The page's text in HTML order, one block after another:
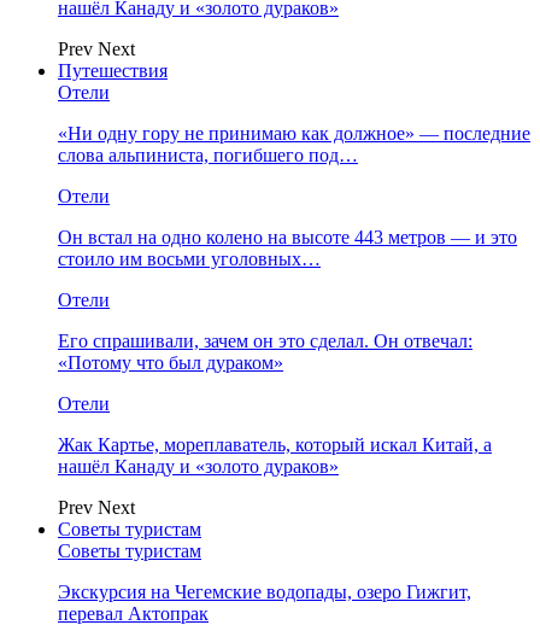
нашёл Канаду и «золото дураков»
Prev Next
Путешествия
Отели
«Ни одну гору не принимаю как должное» — последние
слова альпиниста, погибшего под…
Отели
Он встал на одно колено на высоте 443 метров — и это
стоило им восьми уголовных…
Отели
Его спрашивали, зачем он это сделал. Он отвечал:
«Потому что был дураком»
Отели
Жак Картье, мореплаватель, который искал Китай, а
нашёл Канаду и «золото дураков»
Prev Next
Советы туристам
Советы туристам
Экскурсия на Чегемские водопады, озеро Гижгит,
перевал Актопрак